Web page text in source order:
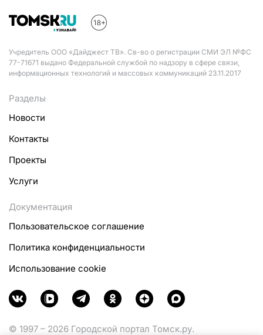
Учредитель ООО «Дайджест ТВ». Св-во о регистрации СМИ ЭЛ №ФС
77-71671 выдано Федеральной службой по надзору в сфере связи,
информационных технологий и массовых коммуникаций 23.11.2017
Разделы
Новости
Контакты
Проекты
Услуги
Документация
Пользовательское соглашение
Политика конфиденциальности
Использование cookie
© 1997 – 2026 Городской портал Томск.ру.